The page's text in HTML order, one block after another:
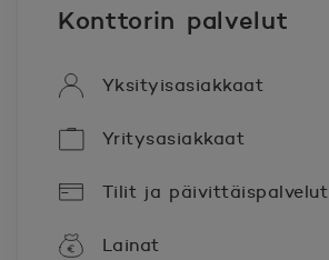
Konttorin palvelut
Yksityisasiakkaat
Yritysasiakkaat
Tilit ja päivittäispalvelut
Lainat